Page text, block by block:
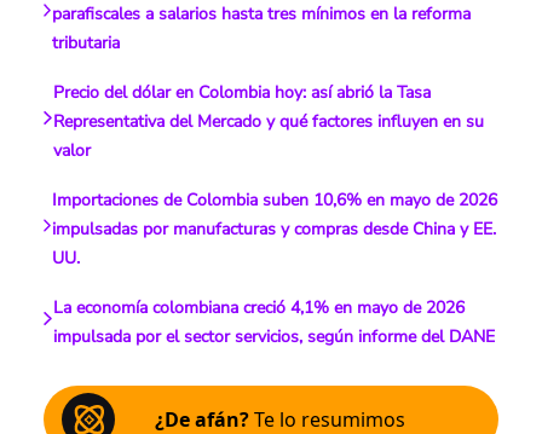
parafiscales a salarios hasta tres mínimos en la reforma
tributaria
Precio del dólar en Colombia hoy: así abrió la Tasa
Representativa del Mercado y qué factores influyen en su
valor
Importaciones de Colombia suben 10,6% en mayo de 2026
impulsadas por manufacturas y compras desde China y EE.
UU.
La economía colombiana creció 4,1% en mayo de 2026
impulsada por el sector servicios, según informe del DANE
¿De afán?Te lo resumimos